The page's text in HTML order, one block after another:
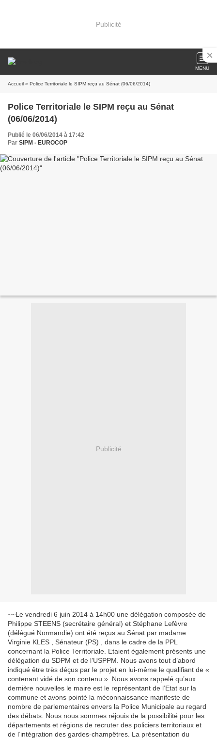
Publicité
MENU
Accueil » Police Territoriale le SIPM reçu au Sénat (06/06/2014)
Police Territoriale le SIPM reçu au Sénat
(06/06/2014)
Publié le 06/06/2014 à 17:42
Par SIPM - EUROCOP
Publicité
~~Le vendredi 6 juin 2014 à 14h00 une délégation composée de
Philippe STEENS (secrétaire général) et Stéphane Lefèvre
(délégué Normandie) ont été reçus au Sénat par madame
Virginie KLES , Sénateur (PS) , dans le cadre de la PPL
concernant la Police Territoriale. Etaient également présents une
délégation du SDPM et de l’USPPM. Nous avons tout d’abord
indiqué être très déçus par le projet en lui-même le qualifiant de «
contenant vidé de son contenu ». Nous avons rappelé qu’aux
dernière nouvelles le maire est le représentant de l’Etat sur la
commune et avons pointé la méconnaissance manifeste de
nombre de parlementaires envers la Police Municipale au regard
des débats. Nous nous sommes réjouis de la possibilité pour les
départements et régions de recruter des policiers territoriaux et
de l’intégration des gardes-champêtres. La présentation du